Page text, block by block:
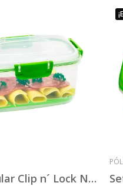
Rectangular Clip n´ Lock Nº 2R